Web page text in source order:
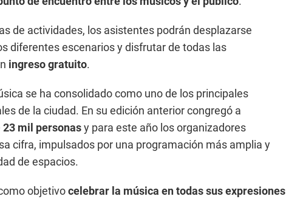
de actividades, los asistentes podrán desplazarse
diferentes escenarios y disfrutar de todas las
ingreso gratuito.
se ha consolidado como uno de los principales
de la ciudad. En su edición anterior congregó a
23 mil personasy para este año los organizadores
cifra, impulsados por una programación más amplia y
de espacios.
objetivocelebrar la música en todas sus expresiones